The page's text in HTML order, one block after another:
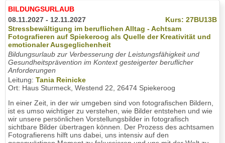
BILDUNGSURLAUB
08.11.2027 - 12.11.2027
Kurs: 27BU13B
Stressbewältigung im beruflichen Alltag - Achtsam
Fotografieren auf Spiekeroog als Quelle der Kreativität und
emotionaler Ausgeglichenheit
Bildungsurlaub zur Verbesserung der Leistungsfähigkeit und
Gesundheitsprävention im Kontext gesteigerter beruflicher
Anforderungen
Leitung: Tania Reinicke
Ort: Haus Sturmeck, Westend 22, 26474 Spiekeroog
In einer Zeit, in der wir umgeben sind von fotografischen Bildern,
ist es umso wichtiger zu verstehen, wie Bilder entstehen und wie
wir unsere persönlichen Vorstellungsbilder in fotografisch
sichtbare Bilder übertragen können. Der Prozess des achtsamen
Fotografierens hilft uns dabei, uns intensiv auf den